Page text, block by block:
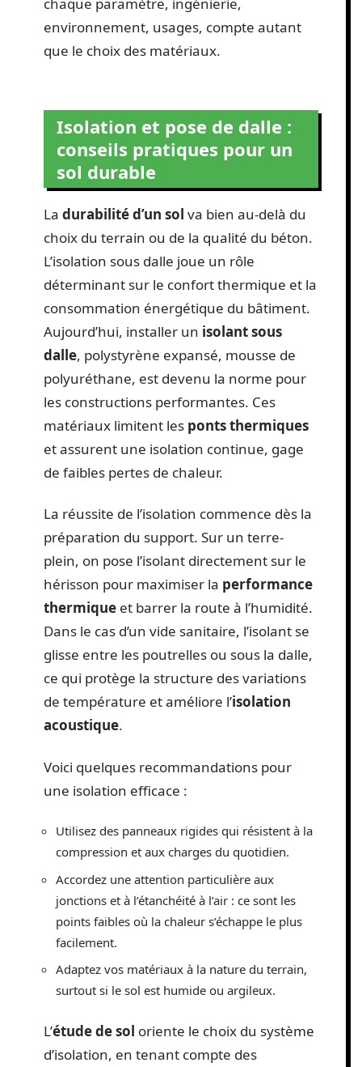
environnement, usages, compte autant
que le choix des matériaux.
Isolation et pose de dalle :
conseils pratiques pour un
sol durable
La durabilité d’un sol va bien au-delà du
choix du terrain ou de la qualité du béton.
L’isolation sous dalle joue un rôle
déterminant sur le confort thermique et la
consommation énergétique du bâtiment.
Aujourd’hui, installer un isolant sous
dalle, polystyrène expansé, mousse de
polyuréthane, est devenu la norme pour
les constructions performantes. Ces
matériaux limitent les ponts thermiques
et assurent une isolation continue, gage
de faibles pertes de chaleur.
La réussite de l’isolation commence dès la
préparation du support. Sur un terre-
plein, on pose l’isolant directement sur le
hérisson pour maximiser la performance
thermique et barrer la route à l’humidité.
Dans le cas d’un vide sanitaire, l’isolant se
glisse entre les poutrelles ou sous la dalle,
ce qui protège la structure des variations
de température et améliore l’isolation
acoustique.
Voici quelques recommandations pour
une isolation efficace :
Utilisez des panneaux rigides qui résistent à la
compression et aux charges du quotidien.
Accordez une attention particulière aux
jonctions et à l’étanchéité à l’air : ce sont les
points faibles où la chaleur s’échappe le plus
facilement.
Adaptez vos matériaux à la nature du terrain,
surtout si le sol est humide ou argileux.
L’étude de sol oriente le choix du système
d’isolation, en tenant compte des